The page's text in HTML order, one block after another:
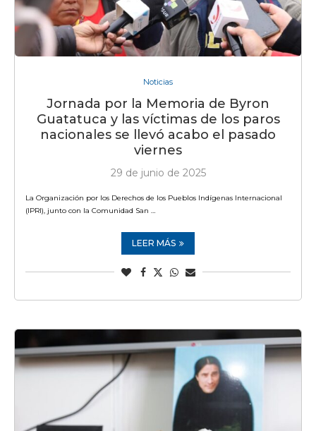
Noticias
Jornada por la Memoria de Byron
Guatatuca y las víctimas de los paros
nacionales se llevó acabo el pasado
viernes
29 de junio de 2025
La Organización por los Derechos de los Pueblos Indígenas Internacional
(IPRI), junto con la Comunidad San …
LEER MÁS